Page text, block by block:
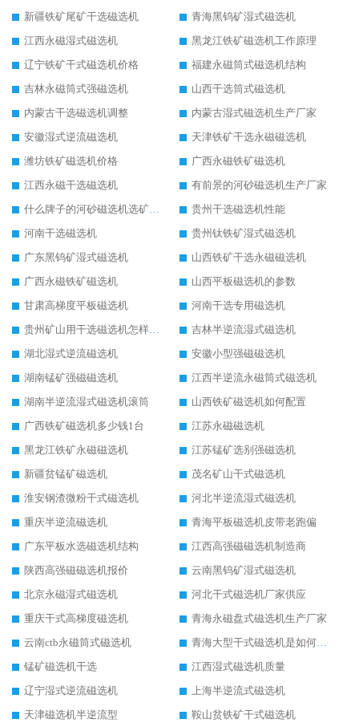
新疆铁矿尾矿干选磁选机
青海黑钨矿湿式磁选机
江西永磁湿式磁选机
黑龙江铁矿磁选机工作原理
辽宁铁矿干式磁选机价格
福建永磁筒式磁选机结构
吉林永磁筒式强磁选机
山西干选筒式磁选机
内蒙古干选磁选机调整
内蒙古湿式磁选机生产厂家
安徽湿式逆流磁选机
天津铁矿干选永磁磁选机
潍坊铁矿磁选机价格
广西永磁铁矿磁选机
江西永磁干选磁选机
有前景的河砂磁选机生产厂家
什么牌子的河砂磁选机选矿效果好
贵州干选磁选机性能
河南干选磁选机
贵州钛铁矿湿式磁选机
广东黑钨矿湿式磁选机
山西铁矿干选永磁磁选机
广西永磁铁矿磁选机
山西平板磁选机的参数
甘肃高梯度平板磁选机
河南干选专用磁选机
贵州矿山用干选磁选机怎样调磁
吉林半逆流湿式磁选机
湖北湿式逆流磁选机
安徽小型强磁磁选机
湖南锰矿强磁磁选机
江西半逆流永磁筒式磁选机
湖南半逆流湿式磁选机滚筒
山西铁矿磁选机如何配置
广西铁矿磁选机多少钱1台
江苏永磁磁选机
黑龙江铁矿永磁磁选机
江苏锰矿选别强磁选机
新疆贫锰矿磁选机
茂名矿山干式磁选机
淮安钢渣微粉干式磁选机
河北半逆流湿式磁选机
重庆半逆流磁选机
青海平板磁选机皮带老跑偏
广东平板水选磁选机结构
江西高强磁磁选机制造商
陕西高强磁磁选机报价
云南黑钨矿湿式磁选机
北京永磁湿式磁选机
河北干式磁选机厂家供应
重庆干式高梯度磁选机
青海永磁盘式磁选机生产厂家
云南ctb永磁筒式磁选机
青海大型干式磁选机是如何选矿的
锰矿磁选机干选
江西湿式磁选机质量
辽宁湿式逆流磁选机
上海半逆流式磁选机
天津磁选机半逆流型
鞍山贫铁矿干式磁选机